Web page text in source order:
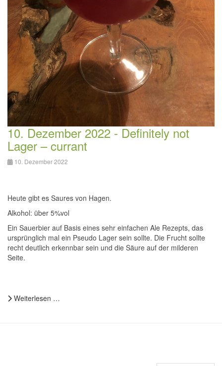
10. Dezember 2022 - Definitely not
Lager – currant
10. Dezember 2022
Heute gibt es Saures von Hagen.
Alkohol: über 5%vol
Ein Sauerbier auf Basis eines sehr einfachen Ale Rezepts, das
ursprünglich mal ein Pseudo Lager sein sollte. Die Frucht sollte
recht deutlich erkennbar sein und die Säure auf der milderen
Seite.
Weiterlesen …